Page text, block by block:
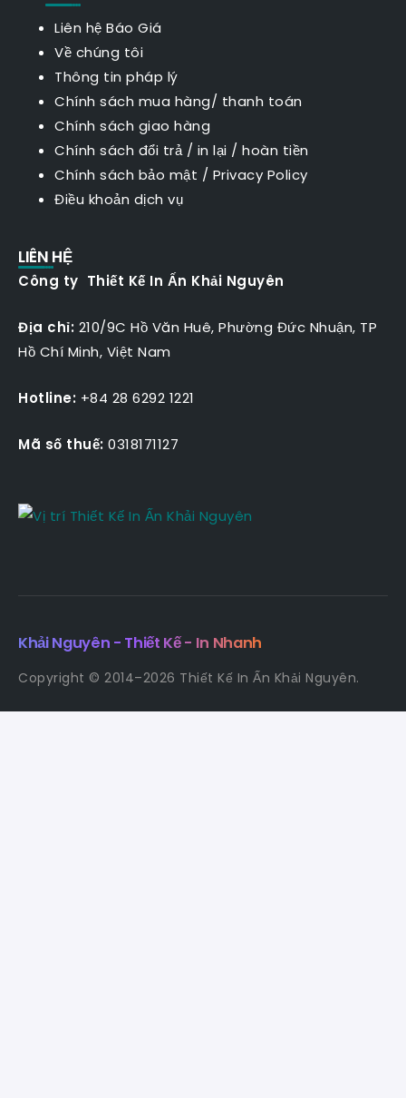
Liên hệ Báo Giá
Về chúng tôi
Thông tin pháp lý
Chính sách mua hàng/ thanh toán
Chính sách giao hàng
Chính sách đổi trả / in lại / hoàn tiền
Chính sách bảo mật / Privacy Policy
Điều khoản dịch vụ
LIÊN HỆ
Công ty Thiết Kế In Ấn Khải Nguyên
Địa chỉ: 210/9C Hồ Văn Huê, Phường Đức Nhuận, TP
Hồ Chí Minh, Việt Nam
Hotline: +84 28 6292 1221
Mã số thuế: 0318171127
Khải Nguyên - Thiết Kế - In Nhanh
Copyright © 2014–2026 Thiết Kế In Ấn Khải Nguyên.